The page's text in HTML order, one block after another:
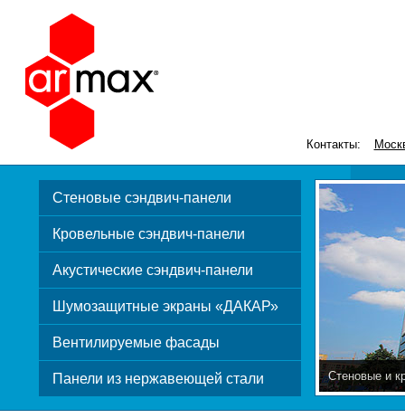
Контакты:
Стеновые сэндвич-панели
Кровельные сэндвич-панели
Акустические сэндвич-панели
Шумозащитные экраны «ДАКАР»
Вентилируемые фасады
Панели из нержавеющей стали Стеновые и